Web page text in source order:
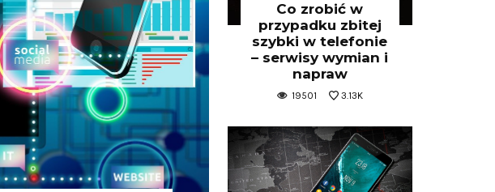
Co zrobić w
przypadku zbitej
szybki w telefonie
– serwisy wymian i
napraw
19501 3.13K